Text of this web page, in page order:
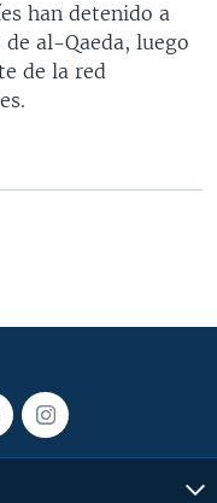
han detenido a
al-Qaeda, luego
de la red